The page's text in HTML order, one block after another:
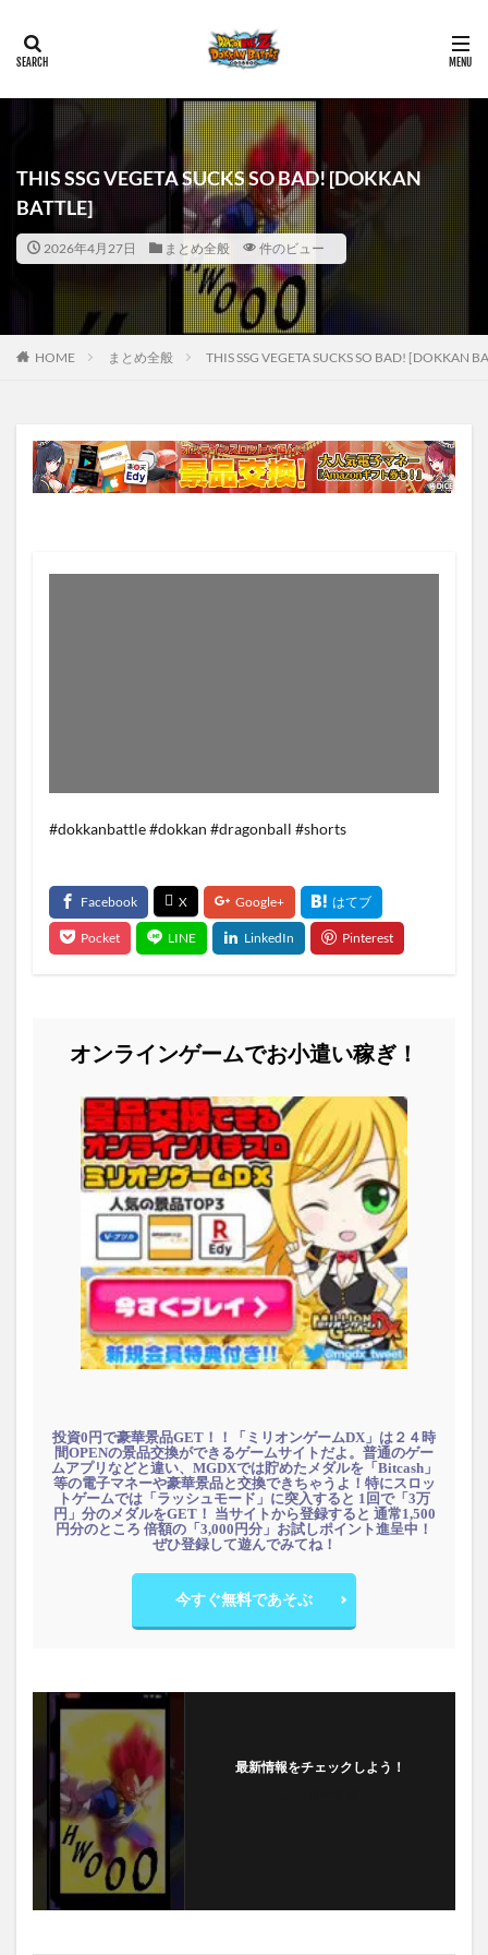
THIS SSG VEGETA SUCKS SO BAD! [DOKKAN
BATTLE]
2026年4月27日 まとめ全般 件のビュー
HOME まとめ全般 THIS SSG VEGETA SUCKS SO BAD! [DOKKAN
#dokkanbattle #dokkan #dragonball #shorts
オンラインゲームでお小遣い稼ぎ！
投資0円で豪華景品GET！！「ミリオンゲームDX」は２４時
間OPENの景品交換ができるゲームサイトだよ。普通のゲー
ムアプリなどと違い、MGDXでは貯めたメダルを「Bitcash」
等の電子マネーや豪華景品と交換できちゃうよ！特にスロッ
トゲームでは「ラッシュモード」に突入すると 1回で「3万
円」分のメダルをGET！ 当サイトから登録すると 通常1,500
円分のところ 倍額の「3,000円分」お試しポイント進呈中！
ぜひ登録して遊んでみてね！
今すぐ無料であそぶ
最新情報をチェックしよう！